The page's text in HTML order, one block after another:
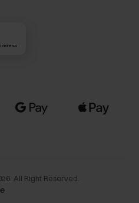
okresu
. All Right Reserved.